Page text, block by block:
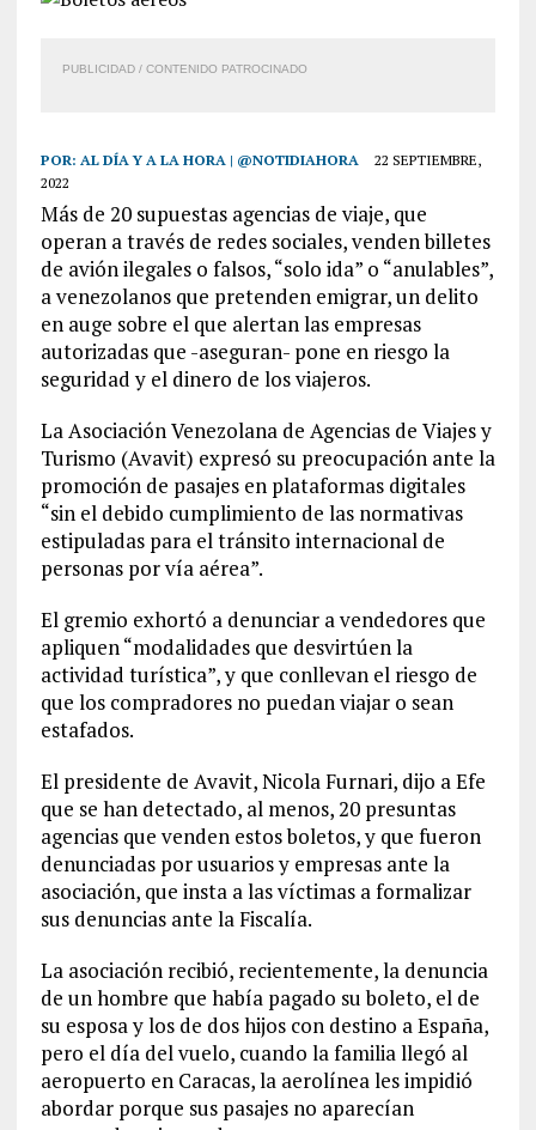
PUBLICIDAD / CONTENIDO PATROCINADO
POR: AL DÍA Y A LA HORA | @NOTIDIAHORA
22 SEPTIEMBRE,
2022
Más de 20 supuestas agencias de viaje, que
operan a través de redes sociales, venden billetes
de avión ilegales o falsos, “solo ida” o “anulables”,
a venezolanos que pretenden emigrar, un delito
en auge sobre el que alertan las empresas
autorizadas que -aseguran- pone en riesgo la
seguridad y el dinero de los viajeros.
La Asociación Venezolana de Agencias de Viajes y
Turismo (Avavit) expresó su preocupación ante la
promoción de pasajes en plataformas digitales
“sin el debido cumplimiento de las normativas
estipuladas para el tránsito internacional de
personas por vía aérea”.
El gremio exhortó a denunciar a vendedores que
apliquen “modalidades que desvirtúen la
actividad turística”, y que conllevan el riesgo de
que los compradores no puedan viajar o sean
estafados.
El presidente de Avavit, Nicola Furnari, dijo a Efe
que se han detectado, al menos, 20 presuntas
agencias que venden estos boletos, y que fueron
denunciadas por usuarios y empresas ante la
asociación, que insta a las víctimas a formalizar
sus denuncias ante la Fiscalía.
La asociación recibió, recientemente, la denuncia
de un hombre que había pagado su boleto, el de
su esposa y los de dos hijos con destino a España,
pero el día del vuelo, cuando la familia llegó al
aeropuerto en Caracas, la aerolínea les impidió
abordar porque sus pasajes no aparecían